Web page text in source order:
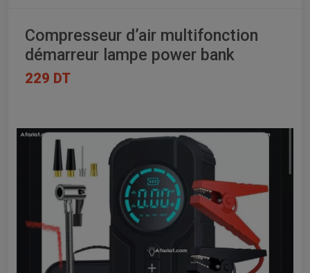
Compresseur d’air multifonction
démarreur lampe power bank
229 DT